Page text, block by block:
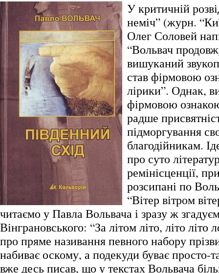
У критичній
неміч” (журн.
Олег Соловей
“Вольвач
вишуканий
став фірмовою
лірики”. Однак,
фірмовою
радше
підморгування
благодійникам.
про суто
ремінісценції,
розсипані по
“Вітер вітром
читаємо у Павла Вольвача і зразу ж
Вінграновського: “За літом літо, літо
про пряме називання певного набору
набиває оскому, а подекуди буває просто-
вже десь писав, що у текстах Вольвача